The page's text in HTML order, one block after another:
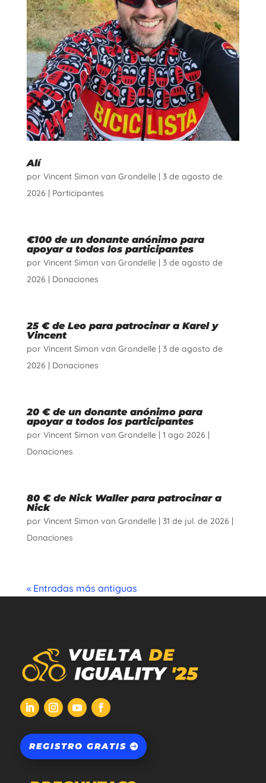
Alí
por Vincent Simon van Grondelle| 3 de agosto de
2026 | Participantes
€100 de un donante anónimo para
apoyar a todos los participantes
por Vincent Simon van Grondelle| 3 de agosto de
2026 | Donaciones
25 € de Leo para patrocinar a Karel y
Vincent
por Vincent Simon van Grondelle| 3 de agosto de
2026 | Donaciones
20 € de un donante anónimo para
apoyar a todos los participantes
por Vincent Simon van Grondelle| 1 ago 2026 |
Donaciones
80 € de Nick Waller para patrocinar a
Nick
por Vincent Simon van Grondelle| 31 de jul. de 2026 |
Donaciones
« Entradas más antiguas
REGISTRO GRATIS